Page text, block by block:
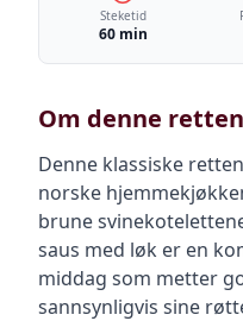
Steketid
60 min
Om denne retten
Denne klassiske
norske
brune
saus med løk er en
middag som metter
sannsynligvis sine